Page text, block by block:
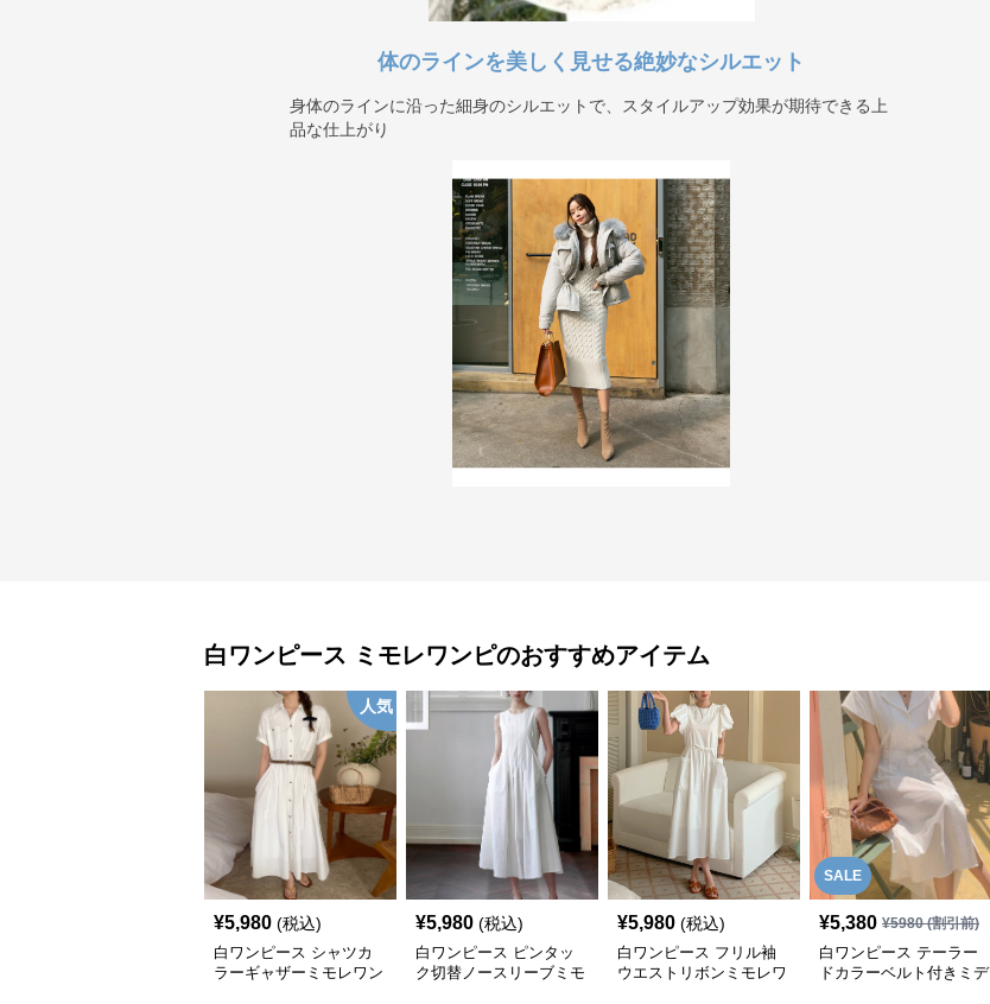
体のラインを美しく見せる絶妙なシルエット
身体のラインに沿った細身のシルエットで、スタイルアップ効果が期待できる上
品な仕上がり
白ワンピース ミモレワンピのおすすめアイテム
人気
¥5,980 (税込)
白ワンピース シャツカ
ラーギャザーミモレワン
¥5,980 (税込)
白ワンピース ピンタッ
ク切替ノースリーブミモ
¥5,980 (税込)
白ワンピース フリル袖
ウエストリボンミモレワ
SALE
¥5,380 ¥5980(割引前)
白ワンピース テーラー
ドカラーベルト付きミデ